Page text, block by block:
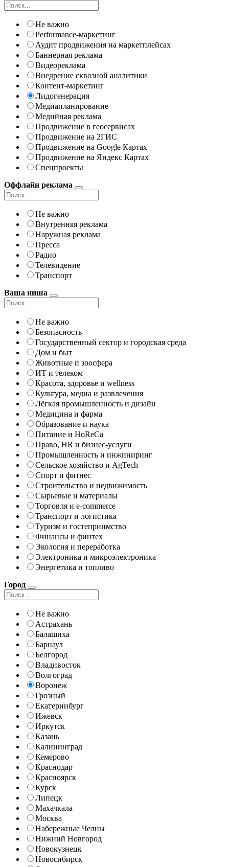
Не важно
Performance-маркетинг
Аудит продвижения на маркетплейсах
Баннерная реклама
Видеореклама
Внедрение сквозной аналитики
Контент-маркетинг
Лидогенерация
Медиапланирование
Медийная реклама
Продвижение в геосервисах
Продвижение на 2ГИС
Продвижение на Google Картах
Продвижение на Яндекс Картах
Спецпроекты
Оффлайн реклама
Не важно
Внутренняя реклама
Наружная реклама
Пресса
Радио
Телевидение
Транспорт
Ваша ниша
Не важно
Безопасность
Государственный сектор и городская среда
Дом и быт
Животные и зоосфера
ИТ и телеком
Красота, здоровье и wellness
Культура, медиа и развлечения
Лёгкая промышленность и дизайн
Медицина и фарма
Образование и наука
Питание и HoReCa
Право, HR и бизнес-услуги
Промышленность и инжиниринг
Сельское хозяйство и AgTech
Спорт и фитнес
Строительство и недвижимость
Сырьевые и материалы
Торговля и e-commerce
Транспорт и логистика
Туризм и гостеприимство
Финансы и финтех
Экология и переработка
Электроника и микроэлектроника
Энергетика и топливо
Город
Не важно
Астрахань
Балашиха
Барнаул
Белгород
Владивосток
Волгоград
Воронеж
Грозный
Екатеринбург
Ижевск
Иркутск
Казань
Калининград
Кемерово
Краснодар
Красноярск
Курск
Липецк
Махачкала
Москва
Набережные Челны
Нижний Новгород
Новокузнецк
Новосибирск